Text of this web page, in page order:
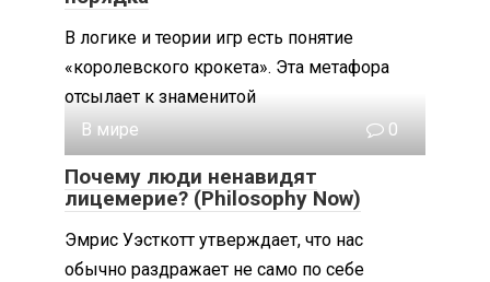
В логике и теории игр есть понятие
«королевского крокета». Эта метафора
отсылает к знаменитой
В мире
0
Почему люди ненавидят
лицемерие? (Philosophy Now)
Эмрис Уэсткотт утверждает, что нас
обычно раздражает не само по себе